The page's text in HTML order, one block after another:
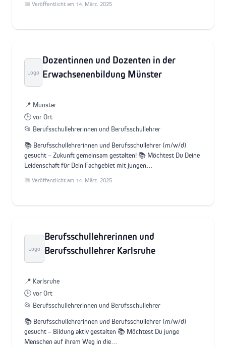
📅 Veröffentlicht am 14. März. 2025
Logo
Dozentinnen und Dozenten in der
Erwachsenenbildung Münster
📍 Münster
🕒 vor Ort
📂 Berufsschullehrerinnen und Berufsschullehrer
📚 Berufsschullehrerinnen und Berufsschullehrer (m/w/d)
gesucht – Zukunft gemeinsam gestalten! 📚 Möchtest Du Deine
Leidenschaft für Dein Fachgebiet mit jungen…
📅 Veröffentlicht am 14. März. 2025
Logo
Berufsschullehrerinnen und
Berufsschullehrer Karlsruhe
📍 Karlsruhe
🕒 vor Ort
📂 Berufsschullehrerinnen und Berufsschullehrer
📚 Berufsschullehrerinnen und Berufsschullehrer (m/w/d)
gesucht – Bildung aktiv gestalten 📚 Möchtest Du junge
Menschen auf ihrem Weg in die…